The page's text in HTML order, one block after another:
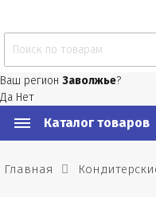
Ваш регион Заволжье?
Да Нет
Каталог товаров
Главная